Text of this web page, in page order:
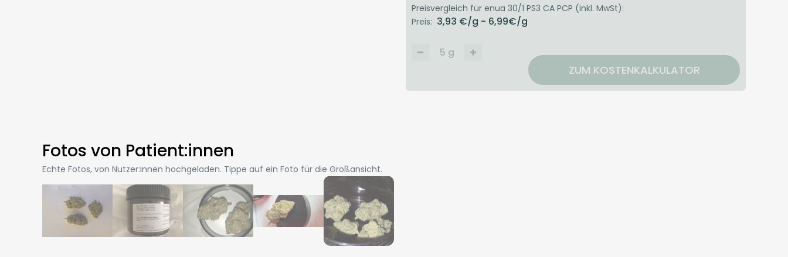
Preisvergleich für enua 30/1 PS3 CA PCP (inkl. MwSt):
Preis: 3,93 €/g - 6,99€/g
5 g
ZUM KOSTENKALKULATOR
Fotos von Patient:innen
Echte Fotos, von Nutzer:innen hochgeladen. Tippe auf ein Foto für die Großansicht.